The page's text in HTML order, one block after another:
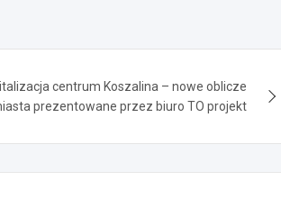
centrum Koszalina – nowe oblicze
prezentowane przez biuro TO projekt